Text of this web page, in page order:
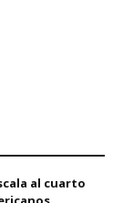
al cuarto